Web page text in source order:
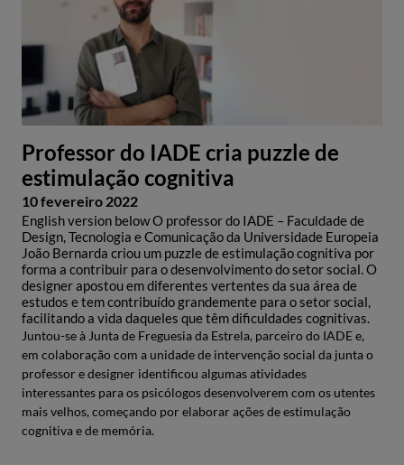
Professor do IADE cria puzzle de
estimulação cognitiva
10 fevereiro 2022
English version below O professor do IADE – Faculdade de
Design, Tecnologia e Comunicação da Universidade Europeia
João Bernarda criou um puzzle de estimulação cognitiva por
forma a contribuir para o desenvolvimento do setor social. O
designer apostou em diferentes vertentes da sua área de
estudos e tem contribuído grandemente para o setor social,
facilitando a vida daqueles que têm dificuldades cognitivas.
Juntou-se à Junta de Freguesia da Estrela, parceiro do IADE e,
em colaboração com a unidade de intervenção social da junta o
professor e designer identificou algumas atividades
interessantes para os psicólogos desenvolverem com os utentes
mais velhos, começando por elaborar ações de estimulação
cognitiva e de memória.